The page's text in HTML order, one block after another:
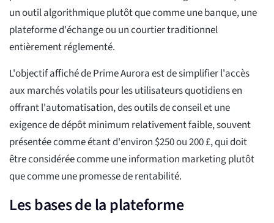
un outil algorithmique plutôt que comme une banque, une
plateforme d'échange ou un courtier traditionnel
entièrement réglementé.
L'objectif affiché de Prime Aurora est de simplifier l'accès
aux marchés volatils pour les utilisateurs quotidiens en
offrant l'automatisation, des outils de conseil et une
exigence de dépôt minimum relativement faible, souvent
présentée comme étant d'environ $250 ou 200 £, qui doit
être considérée comme une information marketing plutôt
que comme une promesse de rentabilité.
Les bases de la plateforme